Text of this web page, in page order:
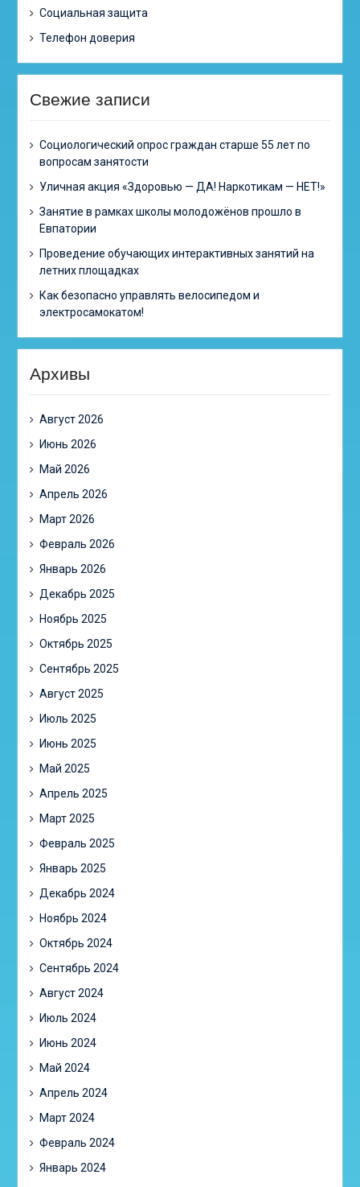
Социальная защита
Телефон доверия
Свежие записи
Cоциологический опрос граждан старше 55 лет по
вопросам занятости
Уличная акция «Здоровью — ДА! Наркотикам — НЕТ!»
Занятие в рамках школы молодожёнов прошло в
Евпатории
Проведение обучающих интерактивных занятий на
летних площадках
Как безопасно управлять велосипедом и
электросамокатом!
Архивы
Август 2026
Июнь 2026
Май 2026
Апрель 2026
Март 2026
Февраль 2026
Январь 2026
Декабрь 2025
Ноябрь 2025
Октябрь 2025
Сентябрь 2025
Август 2025
Июль 2025
Июнь 2025
Май 2025
Апрель 2025
Март 2025
Февраль 2025
Январь 2025
Декабрь 2024
Ноябрь 2024
Октябрь 2024
Сентябрь 2024
Август 2024
Июль 2024
Июнь 2024
Май 2024
Апрель 2024
Март 2024
Февраль 2024
Январь 2024